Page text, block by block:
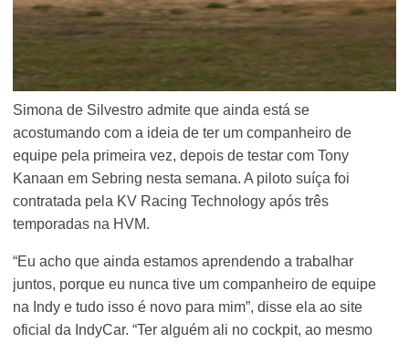
Simona de Silvestro admite que ainda está se
acostumando com a ideia de ter um companheiro de
equipe pela primeira vez, depois de testar com Tony
Kanaan em Sebring nesta semana. A piloto suíça foi
contratada pela KV Racing Technology após três
temporadas na HVM.
“Eu acho que ainda estamos aprendendo a trabalhar
juntos, porque eu nunca tive um companheiro de equipe
na Indy e tudo isso é novo para mim”, disse ela ao site
oficial da IndyCar. “Ter alguém ali no cockpit, ao mesmo